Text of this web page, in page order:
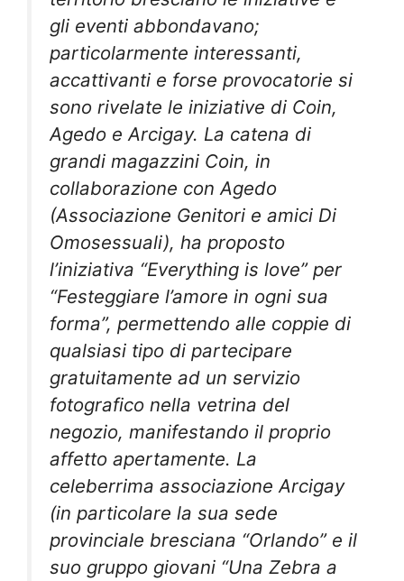
gli eventi abbondavano;
particolarmente interessanti,
accattivanti e forse provocatorie si
sono rivelate le iniziative di Coin,
Agedo e Arcigay. La catena di
grandi magazzini Coin, in
collaborazione con Agedo
(Associazione Genitori e amici Di
Omosessuali), ha proposto
l’iniziativa “Everything is love” per
“Festeggiare l’amore in ogni sua
forma”, permettendo alle coppie di
qualsiasi tipo di partecipare
gratuitamente ad un servizio
fotografico nella vetrina del
negozio, manifestando il proprio
affetto apertamente. La
celeberrima associazione Arcigay
(in particolare la sua sede
provinciale bresciana “Orlando” e il
suo gruppo giovani “Una Zebra a